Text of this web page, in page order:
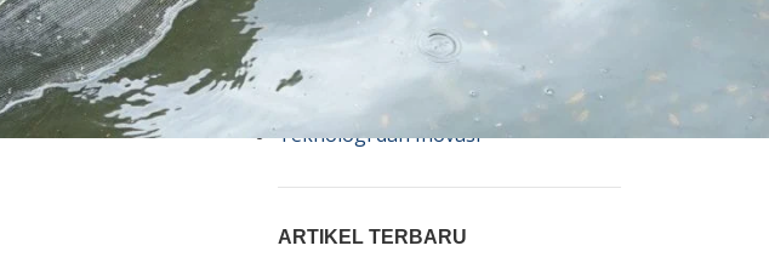
Informasi Lain
Pembenihan Ikan
Pembesaran Ikan
Teknologi dan Inovasi
ARTIKEL TERBARU